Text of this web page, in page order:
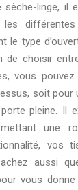
sèche-linge, il
différentes
le type
de choisir
vous
soit pour
pleine. Il
une
vos
aussi
vous donne